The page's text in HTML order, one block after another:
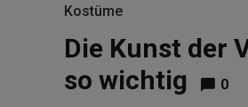
Kostüme
Die Kunst der
so wichtig
0